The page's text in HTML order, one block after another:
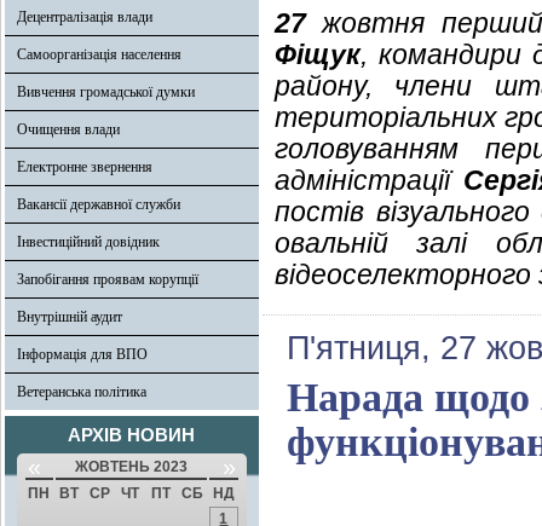
Децентралізація влади
Самоорганізація населення
Вивчення громадської думки
Очищення влади
Електронне звернення
Вакансії державної служби
Інвестиційний довідник
Запобігання проявам корупції
Внутрішній аудит
Інформація для ВПО
Ветеранська політика
АРХІВ НОВИН
« ЖОВТЕНЬ 2023 »
ПН ВТ СР ЧТ ПТ СБ
НД
1
27жовтня перший
Фіщук, командири
району, члени
територіальних
головуванням
адміністрації
постів
овальній залі
відеоселекторного
П'ятниця, 27
Нарада щодо